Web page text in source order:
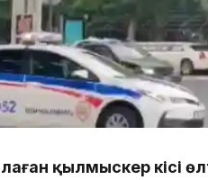
қылмыскер кісі